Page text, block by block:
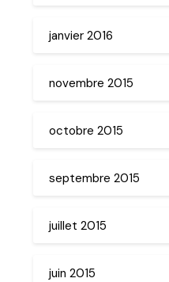
janvier 2016
novembre 2015
octobre 2015
septembre 2015
juillet 2015
juin 2015